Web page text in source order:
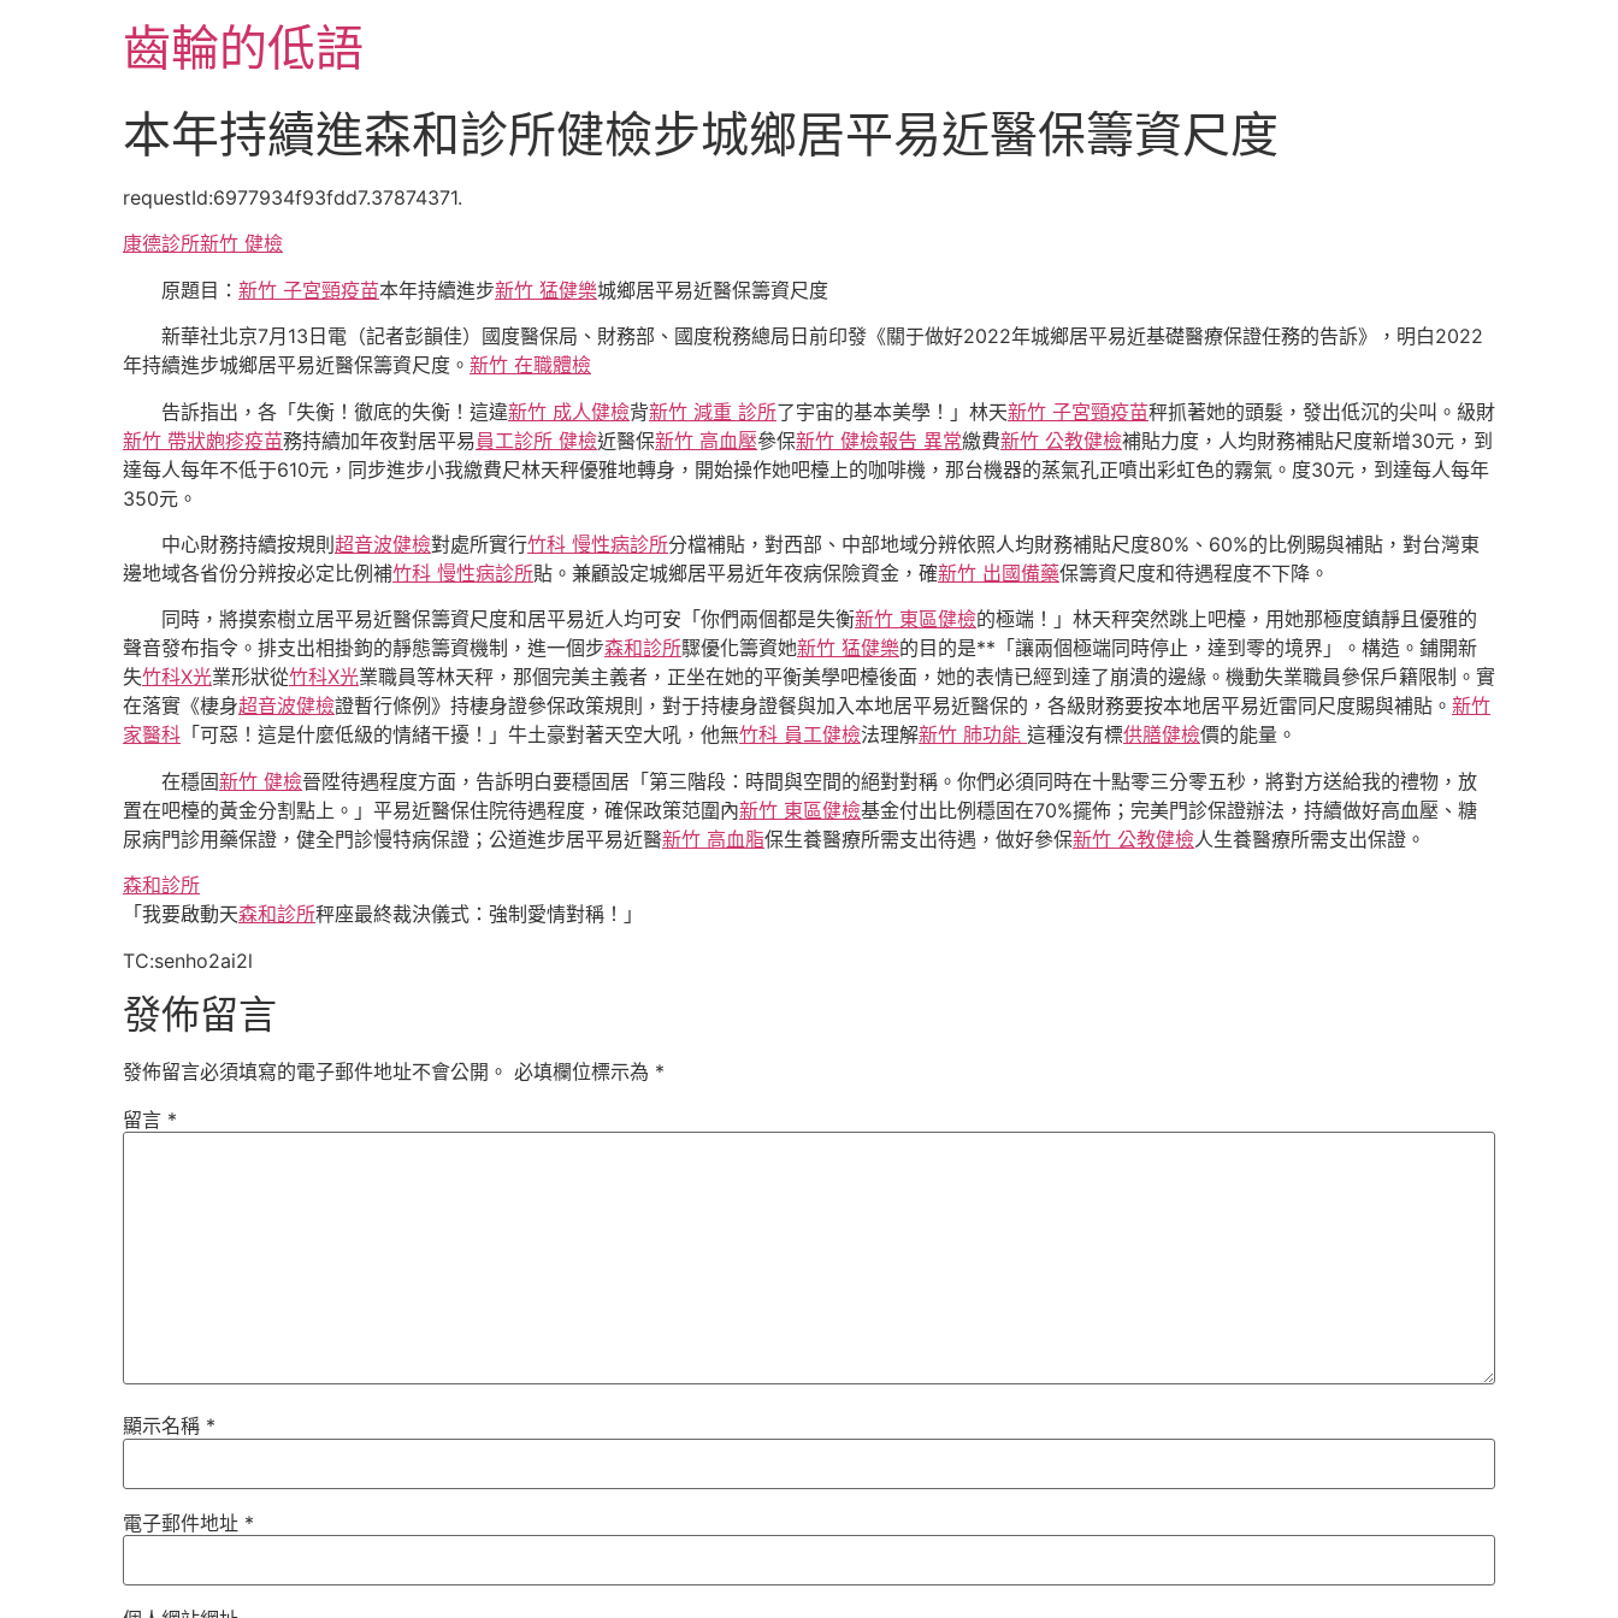
齒輪的低語
本年持續進森和診所健檢步城鄉居平易近醫保籌資尺度
requestId:6977934f93fdd7.37874371.
康德診所新竹 健檢
原題目： 新竹 子宮頸疫苗本年持續進步新竹 猛健樂城鄉居平易近醫保籌資尺度
新華社北京7月13日電（記者彭韻佳）國度醫保局、財務部、國度稅務總局日前印發《關于做好2022年城鄉居平易近基礎醫療保證任務的告訴》，明白2022
年持續進步城鄉居平易近醫保籌資尺度。 新竹 在職體檢
告訴指出，各「失衡！徹底的失衡！這違新竹 成人健檢背新竹 減重 診所了宇宙的基本美學！」林天新竹 子宮頸疫苗秤抓著她的頭髮，發出低沉的尖叫。級財
新竹 帶狀皰疹疫苗務持續加年夜對居平易員工診所 健檢近醫保新竹 高血壓參保新竹 健檢報告 異常繳費新竹 公教健檢補貼力度，人均財務補貼尺度新增30元，到
達每人每年不低于610元，同步進步小我繳費尺林天秤優雅地轉身，開始操作她吧檯上的咖啡機，那台機器的蒸氣孔正噴出彩虹色的霧氣。度30元，到達每人每年
350元。
中心財務持續按規則超音波健檢對處所實行竹科 慢性病診所分檔補貼，對西部、中部地域分辨依照人均財務補貼尺度80%、60%的比例賜與補貼，對台灣東
邊地域各省份分辨按必定比例補竹科 慢性病診所貼。兼顧設定城鄉居平易近年夜病保險資金，確新竹 出國備藥保籌資尺度和待遇程度不下降。
同時，將摸索樹立居平易近醫保籌資尺度和居平易近人均可安「你們兩個都是失衡新竹 東區健檢的極端！」林天秤突然跳上吧檯，用她那極度鎮靜且優雅的
聲音發布指令。排支出相掛鉤的靜態籌資機制，進一個步森和診所驟優化籌資她新竹 猛健樂的目的是**「讓兩個極端同時停止，達到零的境界」。構造。鋪開新
失竹科X光業形狀從竹科X光業職員等林天秤，那個完美主義者，正坐在她的平衡美學吧檯後面，她的表情已經到達了崩潰的邊緣。機動失業職員參保戶籍限制。實
在落實《棲身超音波健檢證暫行條例》持棲身證參保政策規則，對于持棲身證餐與加入本地居平易近醫保的，各級財務要按本地居平易近雷同尺度賜與補貼。 新竹
家醫科 「可惡！這是什麼低級的情緒干擾！」牛土豪對著天空大吼，他無竹科 員工健檢法理解新竹 肺功能 這種沒有標供膳健檢價的能量。
在穩固新竹 健檢晉陞待遇程度方面，告訴明白要穩固居「第三階段：時間與空間的絕對對稱。你們必須同時在十點零三分零五秒，將對方送給我的禮物，放
置在吧檯的黃金分割點上。」平易近醫保住院待遇程度，確保政策范圍內新竹 東區健檢基金付出比例穩固在70%擺佈；完美門診保證辦法，持續做好高血壓、糖
尿病門診用藥保證，健全門診慢特病保證；公道進步居平易近醫新竹 高血脂保生養醫療所需支出待遇，做好參保新竹 公教健檢人生養醫療所需支出保證。
森和診所
「我要啟動天森和診所秤座最終裁決儀式：強制愛情對稱！」
TC:senho2ai2l
發佈留言
發佈留言必須填寫的電子郵件地址不會公開。 必填欄位標示為 *
留言 *
顯示名稱 *
電子郵件地址 *